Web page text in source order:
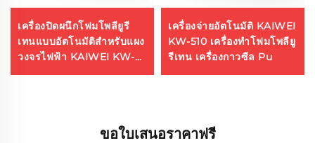
เครื่องปิดผนึกโฟมโพลียูรี
เทนแบบอัตโนมัติสำหรับแผง
วงจรไฟฟ้า KAIWEI KW-
510
เครื่องจ่ายอัตโนมัติ KAIWEI
KW-510 เครื่องทำโฟมโพลียู
รีเทน เครื่องกาวซีล Pu
ขอใบเสนอราคาฟรี